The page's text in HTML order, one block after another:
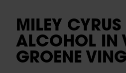
MILEY CYRUS
ALCOHOL IN
GROENE